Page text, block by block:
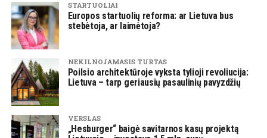
STARTUOLIAI
Europos startuolių reforma: ar Lietuva bus
stebėtoja, ar laimėtoja?
NEKILNOJAMASIS TURTAS
Poilsio architektūroje vyksta tylioji revoliucija:
Lietuva – tarp geriausių pasaulinių pavyzdžių
VERSLAS
„Hesburger“ baigė savitarnos kasų projektą